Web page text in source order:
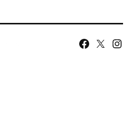
Facebook
X